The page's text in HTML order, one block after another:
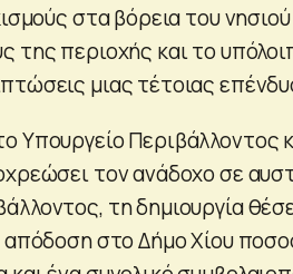
στα βόρεια του
της περιοχής και το
μιας τέτοιας
Υπουργείο Περιβάλλοντος
τον ανάδοχο σε
τη δημιουργία
απόδοση στο Δήμο Χίου